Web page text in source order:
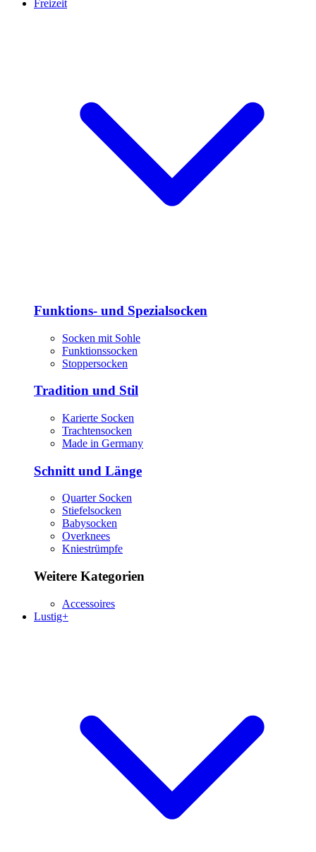
Freizeit
Funktions- und Spezialsocken
Socken mit Sohle
Funktionssocken
Stoppersocken
Tradition und Stil
Karierte Socken
Trachtensocken
Made in Germany
Schnitt und Länge
Quarter Socken
Stiefelsocken
Babysocken
Overknees
Kniestrümpfe
Weitere Kategorien
Accessoires
Lustig+